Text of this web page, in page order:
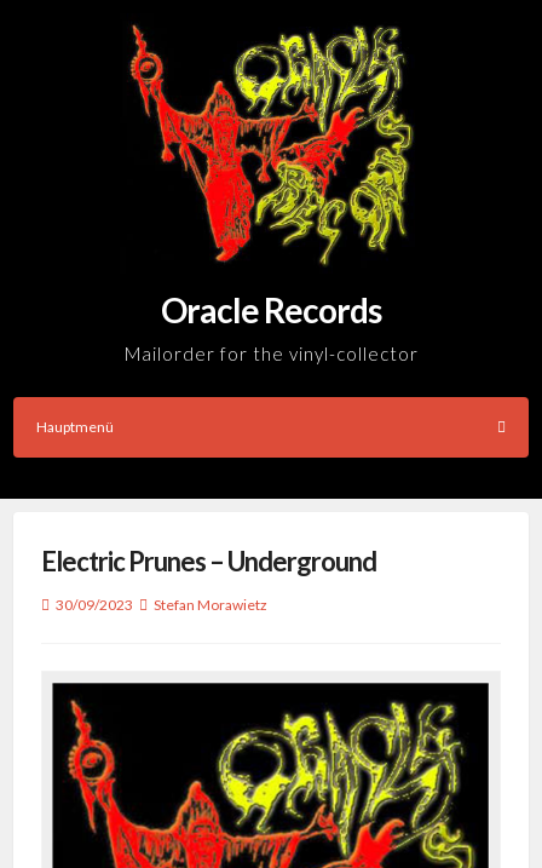
Oracle Records
Mailorder for the vinyl-collector
Hauptmenü
Electric Prunes – Underground
30/09/2023 Stefan Morawietz